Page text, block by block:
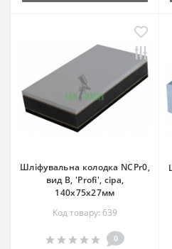
Шліфувальна колодка NCPr0,
вид B, 'Profi', сіра,
140х75х27мм
Код товару: 639
0